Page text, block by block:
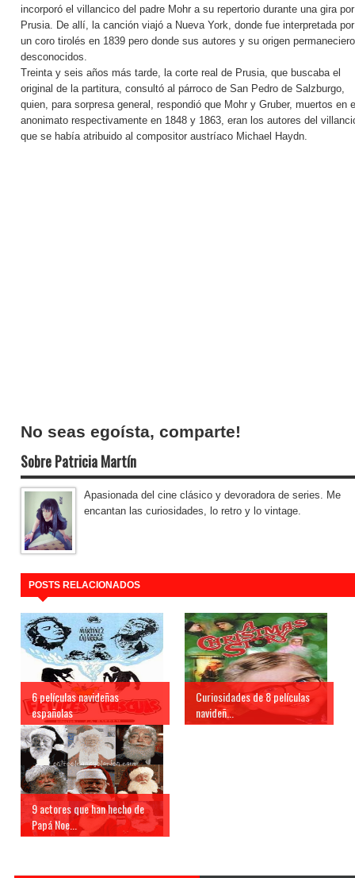
incorporó el villancico del padre Mohr a su repertorio durante una gira por
Prusia. De allí, la canción viajó a Nueva York, donde fue interpretada por
un coro tirolés en 1839 pero donde sus autores y su origen
desconocidos.
Treinta y seis años más tarde, la corte real de Prusia, que buscaba el
original de la partitura, consultó al párroco de San Pedro de Salzburgo,
quien, para sorpresa general, respondió que Mohr y Gruber, muertos en
anonimato respectivamente en 1848 y 1863, eran los autores del
que se había atribuido al compositor austríaco Michael Haydn.
No seas egoísta, comparte!
Sobre Patricia Martín
Apasionada del cine clásico y devoradora de series. Me
encantan las curiosidades, lo retro y lo vintage.
POSTS RELACIONADOS
6 películas navideñas
españolas
Curiosidades de 8 películas
navideñ...
9 actores que han hecho de
Papá Noe...